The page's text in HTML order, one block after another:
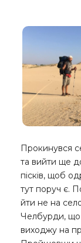
Прокинувся
та вийти ще
пісків, щоб
тут поруч є.
йти не на
Челбурди, що
виходжу на